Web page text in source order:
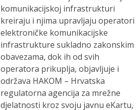
komunikacijskoj infrastrukturi
kreiraju i njima upravljaju operatori
elektroničke komunikacijske
infrastrukture sukladno zakonskim
obavezama, dok ih od svih
operatora prikuplja, objavljuje i
održava HAKOM – Hrvatska
regulatorna agencija za mrežne
djelatnosti kroz svoju javnu eKartu,